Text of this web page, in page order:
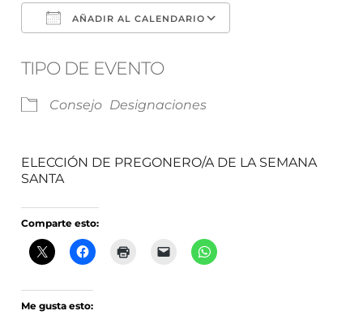
AÑADIR AL CALENDARIO
TIPO DE EVENTO
Consejo Designaciones
ELECCIÓN DE PREGONERO/A DE LA SEMANA
SANTA
Comparte esto:
Me gusta esto: